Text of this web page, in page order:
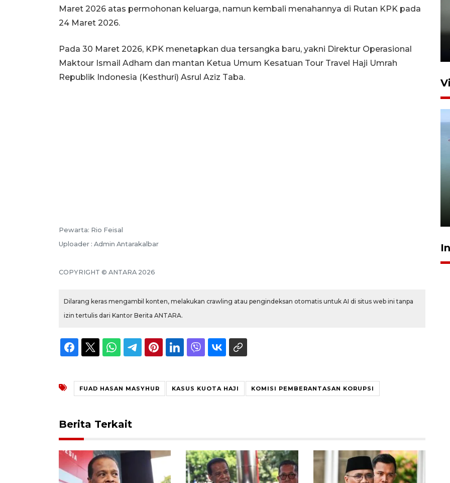
Maret 2026 atas permohonan keluarga, namun kembali menahannya di Rutan KPK pada
24 Maret 2026.
Pada 30 Maret 2026, KPK menetapkan dua tersangka baru, yakni Direktur Operasional
Maktour Ismail Adham dan mantan Ketua Umum Kesatuan Tour Travel Haji Umrah
Republik Indonesia (Kesthuri) Asrul Aziz Taba.
Pewarta: Rio Feisal
Uploader : Admin Antarakalbar
COPYRIGHT © ANTARA 2026
Dilarang keras mengambil konten, melakukan crawling atau pengindeksan otomatis untuk AI di situs web ini tanpa
izin tertulis dari Kantor Berita ANTARA.
FUAD HASAN MASYHUR KASUS KUOTA HAJI KOMISI PEMBERANTASAN KORUPSI
Berita Terkait
22 Juli 2026 10:51